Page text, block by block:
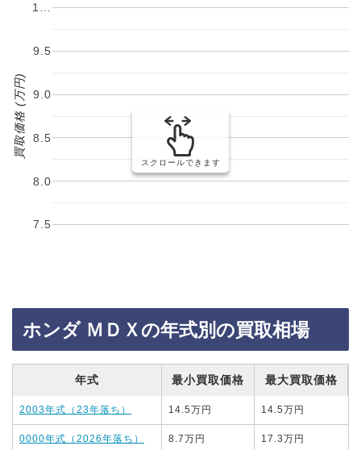
7.5
8.0
8.5
9.0
9.5
1…
買取価格 (万円)
スクロールできます
ホンダ ＭＤＸの年式別の買取相場
年式 最小買取価格 最大買取価格
2003年式（23年落ち） 14.5万円 14.5万円
0000年式（2026年落ち） 8.7万円 17.3万円